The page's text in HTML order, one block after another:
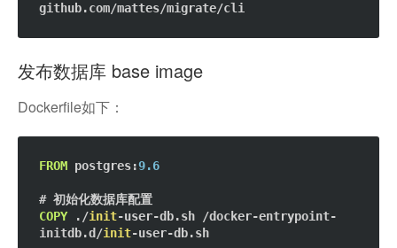
发布数据库 base image
Dockerfile如下：
FROM postgres:9.6
COPY ./init-user-db.sh /docker-entrypoint-
initdb.d/init